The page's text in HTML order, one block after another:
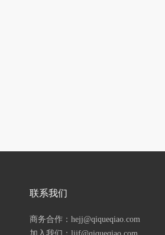
联系我们
商务合作：hejj@qiqueqiao.com